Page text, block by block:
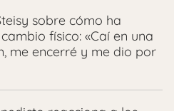
sobre cómo ha
físico: «Caí en una
me encerré y me dio por